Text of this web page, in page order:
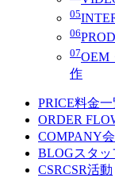
05
06
07OEM
作
PRICE料金一
ORDER
COMPANY
BLOGスタ
CSRCSR活動